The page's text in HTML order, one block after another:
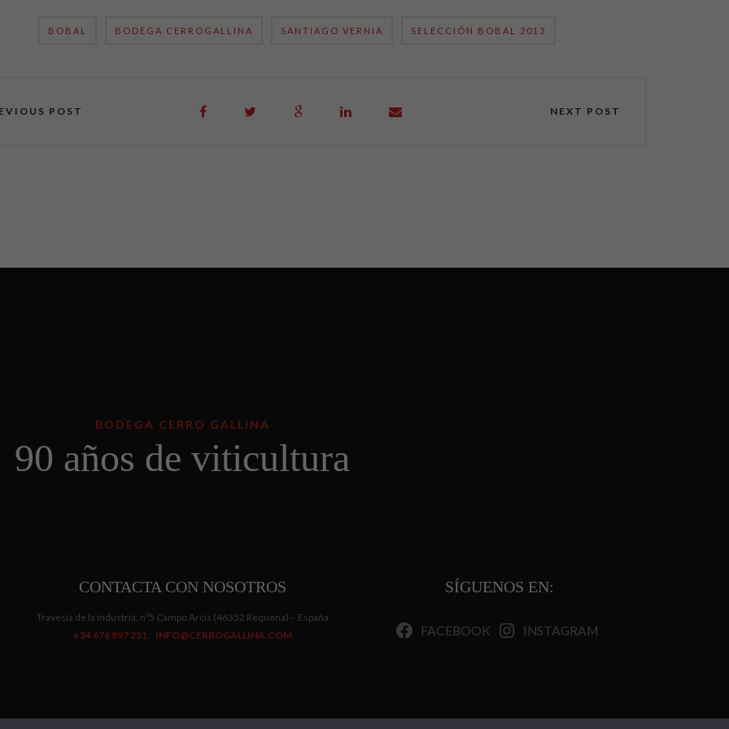
BOBAL BODEGA CERROGALLINA SANTIAGO VERNIA SELECCIÓN BOBAL 2013
POST NEXT POST
BODEGA CERRO GALLINA
90 años de viticultura
CONTACTA CON NOSOTROS
Travesía de la industria, nº5 Campo Arcís (46352 Requena) – España
+34 676 897 251
INFO@CERROGALLINA.COM
SÍGUENOS EN:
FACEBOOK INSTAGRAM